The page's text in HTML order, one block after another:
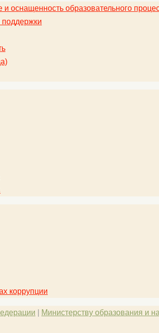
оснащенность образовательного
коррупции
Министерству образования и